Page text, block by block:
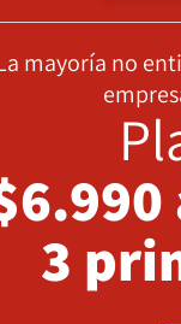
mayoría no
3